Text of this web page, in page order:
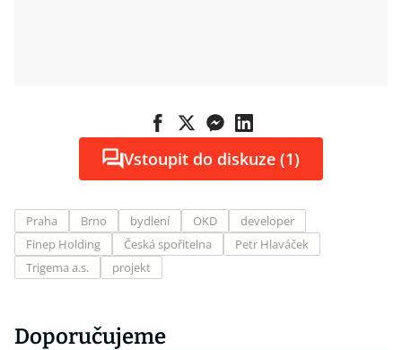
Vstoupit do diskuze (1)
Praha Brno bydlení OKD
developer
Finep Holding
Česká spořitelna
Petr Hlaváček
Trigema a.s.
projekt
Doporučujeme